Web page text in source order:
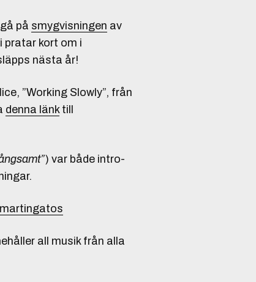
på smygvisningen av
pratar kort om i
nästa år!
”Working Slowly”, från
denna länktill
) var både intro-
all musik från alla